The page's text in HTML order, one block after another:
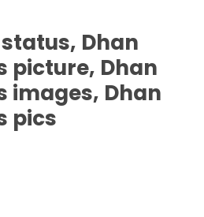
status, Dhan
picture, Dhan
images, Dhan
pics